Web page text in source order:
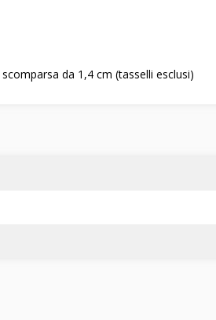
da 1,4 cm (tasselli esclusi)